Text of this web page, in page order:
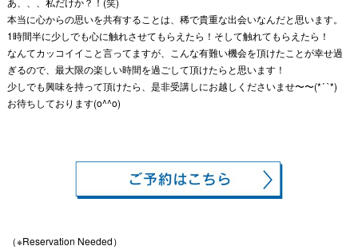
本当に心からの思いを共有することは、稀で貴重な出会いなんだと思います。
1時間半に少しでも心に触れさせてもらえたら！そして触れてもらえたら！
なんてカッコイイこと言ってますが、こんな有難い機会を頂けたことが幸せ過
ぎるので、最大限の楽しい時間を過ごして頂けたらと思います！
少しでも興味を持って頂けたら、是非受講しにお越しくださいませ〜〜(*´ `*)
お待ちしております(o^^o)
（※Reservation Needed）